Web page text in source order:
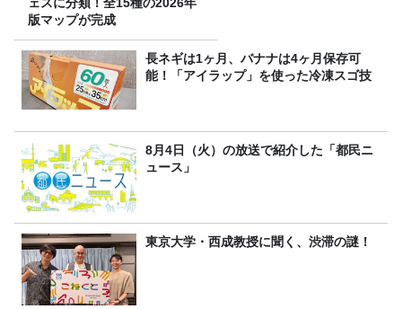
版マップが完成
長ネギは1ヶ月、バナナは4ヶ月保存可
能！「アイラップ」を使った冷凍スゴ技
8月4日（火）の放送で紹介した「都民ニ
ュース」
東京大学・西成教授に聞く、渋滞の謎！